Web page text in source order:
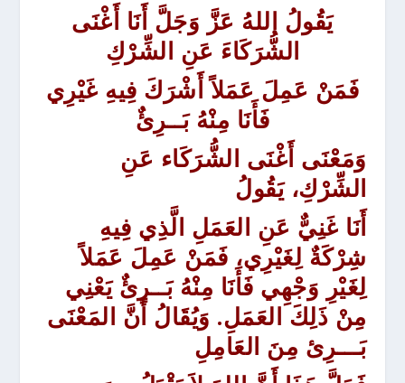
يَقُولُ اللهُ عَزَّ وَجَلَّ أَنَا أَغْنَى
الشُّرَكَاءَ عَنِ الشِّرْكِ
فَمَنْ عَمِلَ عَمَلاً أَشْرَكَ فِيهِ غَيْرِي
فَأَنَا مِنْهُ بَــرِئٌ
وَمَعْنَى أَغْنَى الشُّرَكَاء عَنِ
الشِّرْكِ، يَقُولُ
أَنَا غَنِيٌّ عَنِ العَمَلِ الَّذِي فِيهِ
شِرْكَةٌ لِغَيْرِي، فَمَنْ عَمِلَ عَمَلاً
لِغَيْرِ وَجْهِي فَأَنَا مِنْهُ بَــرِئٌ يَعْنِي
مِنْ ذَلِكَ العَمَلِ. وَيُقَالُ أَنَّ المَعْنَى
بَـــرِئ مِنَ العَامِلِ